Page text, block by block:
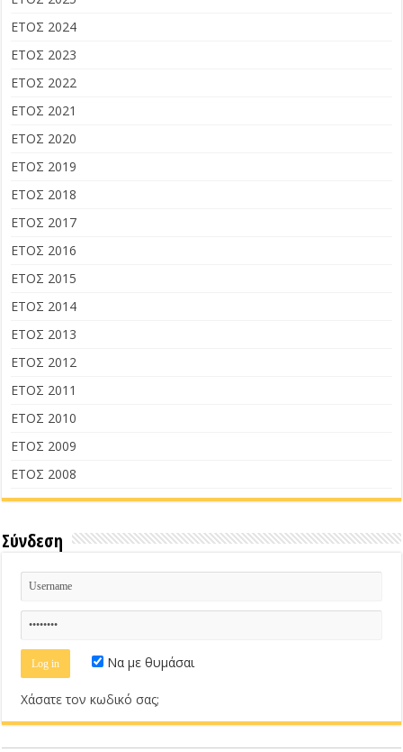
ΕΤΟΣ 2024
ΕΤΟΣ 2023
ΕΤΟΣ 2022
ΕΤΟΣ 2021
ΕΤΟΣ 2020
ΕΤΟΣ 2019
ΕΤΟΣ 2018
ΕΤΟΣ 2017
ΕΤΟΣ 2016
ΕΤΟΣ 2015
ΕΤΟΣ 2014
ΕΤΟΣ 2013
ΕΤΟΣ 2012
ΕΤΟΣ 2011
ΕΤΟΣ 2010
ΕΤΟΣ 2009
ΕΤΟΣ 2008
Σύνδεση
Να με θυμάσαι
Χάσατε τον κωδικό σας;